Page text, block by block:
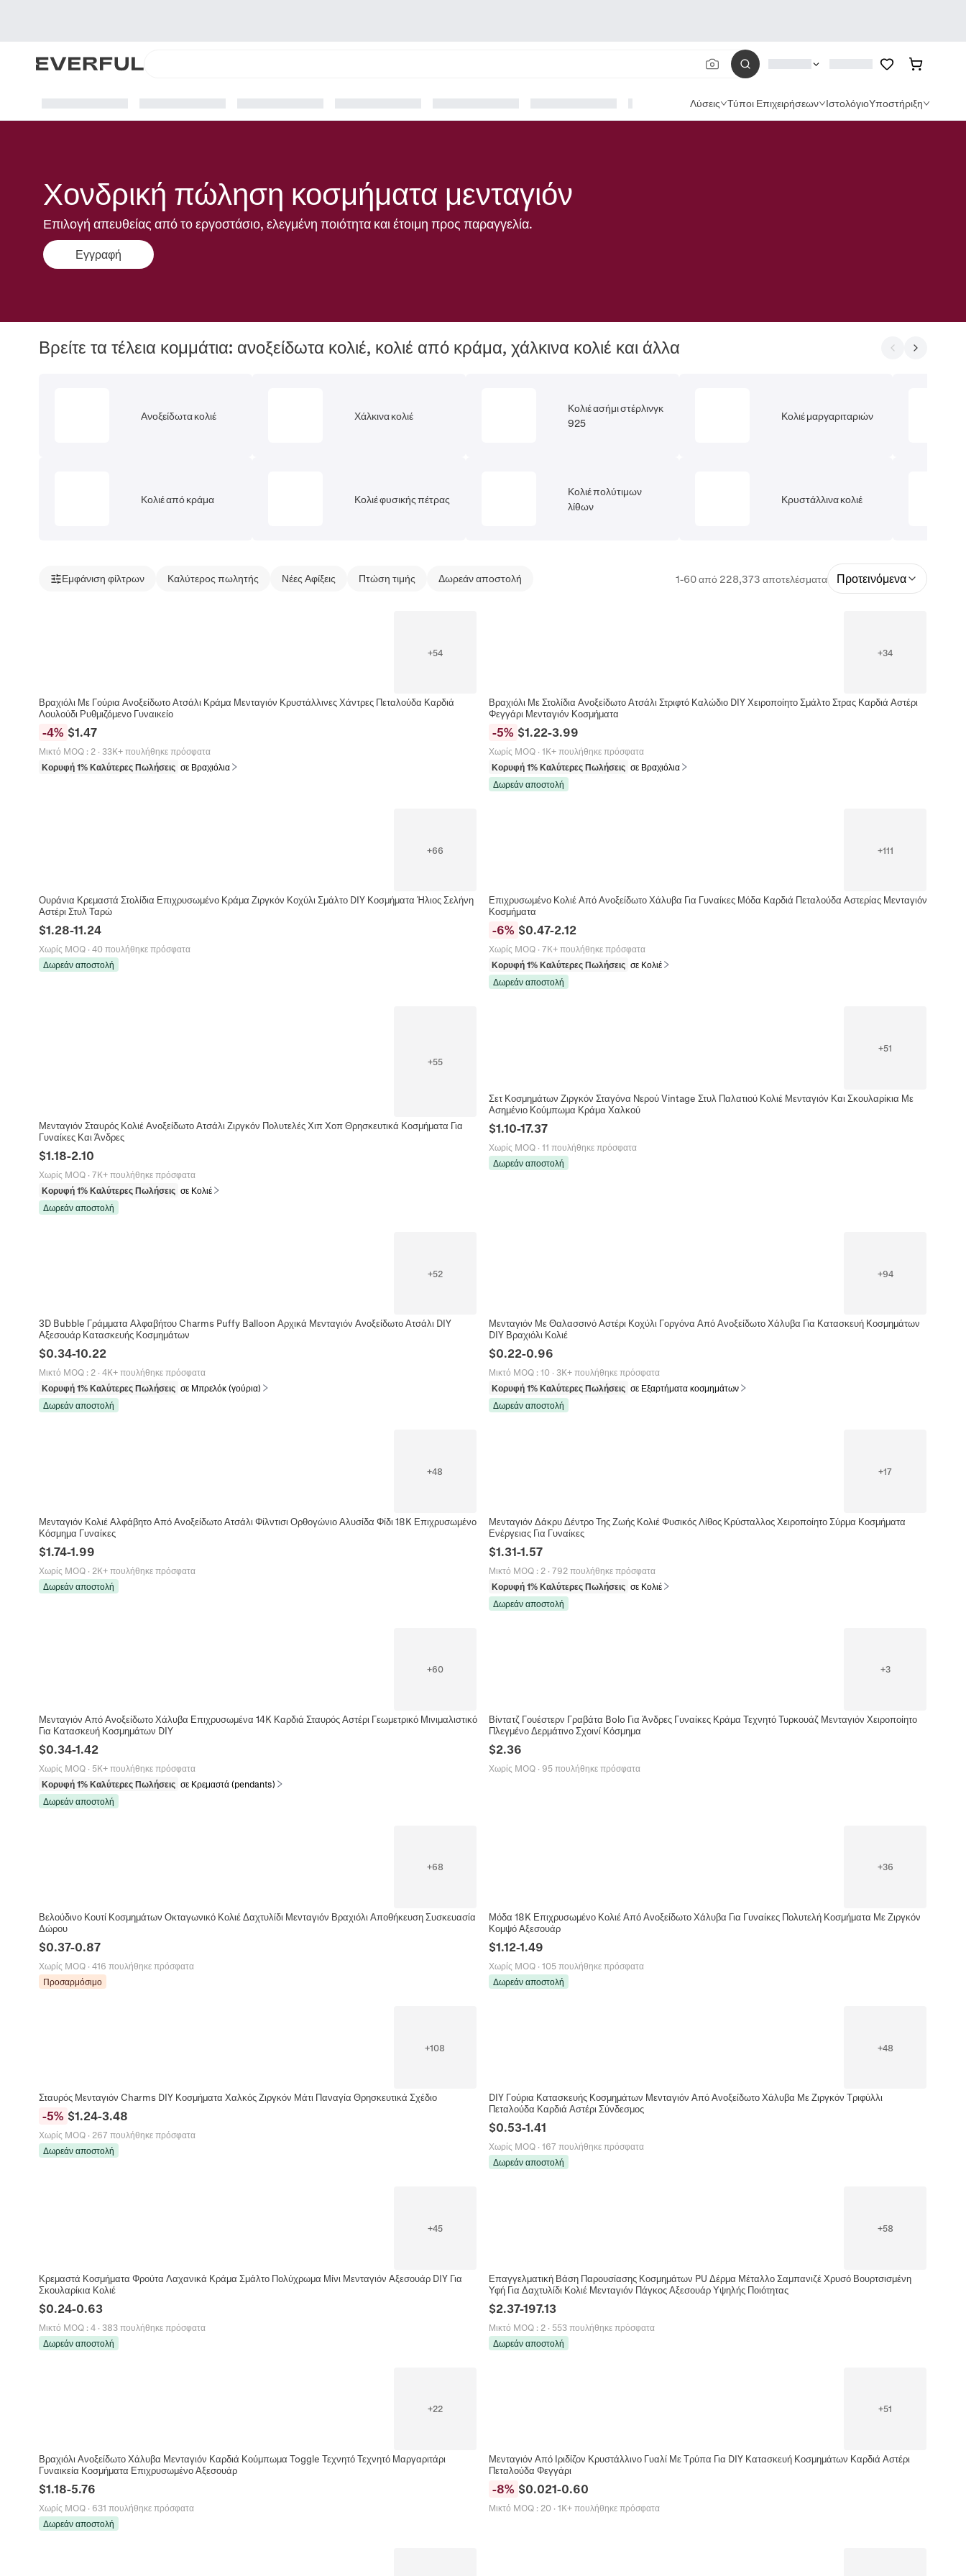
Λύσεις Τύποι Επιχειρήσεων ΙστολόγιοΥποστήριξη
Χονδρική πώληση κοσμήματα μενταγιόν
Επιλογή απευθείας από το εργοστάσιο, ελεγμένη ποιότητα και έτοιμη προς παραγγελία.
Εγγραφή
Βρείτε τα τέλεια κομμάτια: ανοξείδωτα κολιέ, κολιέ από κράμα, χάλκινα κολιέ και άλλα
Ανοξείδωτα κολιέ
Κολιέ από κράμα
Χάλκινα κολιέ
Κολιέ φυσικής πέτρας
Κολιέ ασήμι στέρλινγκ
925
Κολιέ πολύτιμων
λίθων
Κολιέ μαργαριταριών
Κρυστάλλινα κολιέ
Εμφάνιση φίλτρων Καλύτερος πωλητής Νέες Αφίξεις Πτώση τιμής Δωρεάν αποστολή 1-60 από 228,373 αποτελέσματα Προτεινόμενα
+54
Βραχιόλι Με Γούρια Ανοξείδωτο Ατσάλι Κράμα Μενταγιόν Κρυστάλλινες Χάντρες Πεταλούδα Καρδιά
Λουλούδι Ρυθμιζόμενο Γυναικείο
-4% $1.47
Μικτό MOQ: 2· 33K+ πουλήθηκε πρόσφατα
Κορυφή 1% Καλύτερες Πωλήσεις σε Βραχιόλια
+34
Βραχιόλι Με Στολίδια Ανοξείδωτο Ατσάλι Στριφτό Καλώδιο DIY Χειροποίητο Σμάλτο Στρας Καρδιά Αστέρι
Φεγγάρι Μενταγιόν Κοσμήματα
-5% $1.22-3.99
Χωρίς MOQ · 1K+ πουλήθηκε πρόσφατα
Κορυφή 1% Καλύτερες Πωλήσεις σε Βραχιόλια
Δωρεάν αποστολή
+66
Ουράνια Κρεμαστά Στολίδια Επιχρυσωμένο Κράμα Ζιργκόν Κοχύλι Σμάλτο DIY Κοσμήματα Ήλιος Σελήνη
Αστέρι Στυλ Ταρώ
$1.28-11.24
Χωρίς MOQ· 40 πουλήθηκε πρόσφατα
Δωρεάν αποστολή
+111
Επιχρυσωμένο Κολιέ Από Ανοξείδωτο Χάλυβα Για Γυναίκες Μόδα Καρδιά Πεταλούδα Αστερίας Μενταγιόν
Κοσμήματα
-6% $0.47-2.12
Χωρίς MOQ · 7K+ πουλήθηκε πρόσφατα
Κορυφή 1% Καλύτερες Πωλήσεις σε Κολιέ
Δωρεάν αποστολή
+55
Μενταγιόν Σταυρός Κολιέ Ανοξείδωτο Ατσάλι Ζιργκόν Πολυτελές Χιπ Χοπ Θρησκευτικά Κοσμήματα Για
Γυναίκες Και Άνδρες
$1.18-2.10
Χωρίς MOQ· 7K+ πουλήθηκε πρόσφατα
Κορυφή 1% Καλύτερες Πωλήσεις σε Κολιέ
Δωρεάν αποστολή
+51
Σετ Κοσμημάτων Ζιργκόν Σταγόνα Νερού Vintage Στυλ Παλατιού Κολιέ Μενταγιόν Και Σκουλαρίκια Με
Ασημένιο Κούμπωμα Κράμα Χαλκού
$1.10-17.37
Χωρίς MOQ · 11 πουλήθηκε πρόσφατα
Δωρεάν αποστολή
+52
3D Bubble Γράμματα Αλφαβήτου Charms Puffy Balloon Αρχικά Μενταγιόν Ανοξείδωτο Ατσάλι DIY
Αξεσουάρ Κατασκευής Κοσμημάτων
$0.34-10.22
Μικτό MOQ: 2· 4K+ πουλήθηκε πρόσφατα
Κορυφή 1% Καλύτερες Πωλήσεις σε Μπρελόκ (γούρια)
Δωρεάν αποστολή
+94
Μενταγιόν Με Θαλασσινό Αστέρι Κοχύλι Γοργόνα Από Ανοξείδωτο Χάλυβα Για Κατασκευή Κοσμημάτων
DIY Βραχιόλι Κολιέ
$0.22-0.96
Μικτό MOQ : 10 · 3K+ πουλήθηκε πρόσφατα
Κορυφή 1% Καλύτερες Πωλήσεις σε Εξαρτήματα κοσμημάτων
Δωρεάν αποστολή
+48
Μενταγιόν Κολιέ Αλφάβητο Από Ανοξείδωτο Ατσάλι Φίλντισι Ορθογώνιο Αλυσίδα Φίδι 18K Επιχρυσωμένο
Κόσμημα Γυναίκες
$1.74-1.99
Χωρίς MOQ· 2K+ πουλήθηκε πρόσφατα
Δωρεάν αποστολή
+17
Μενταγιόν Δάκρυ Δέντρο Της Ζωής Κολιέ Φυσικός Λίθος Κρύσταλλος Χειροποίητο Σύρμα Κοσμήματα
Ενέργειας Για Γυναίκες
$1.31-1.57
Μικτό MOQ : 2 · 792 πουλήθηκε πρόσφατα
Κορυφή 1% Καλύτερες Πωλήσεις σε Κολιέ
Δωρεάν αποστολή
+60
Μενταγιόν Από Ανοξείδωτο Χάλυβα Επιχρυσωμένα 14K Καρδιά Σταυρός Αστέρι Γεωμετρικό Μινιμαλιστικό
Για Κατασκευή Κοσμημάτων DIY
$0.34-1.42
Χωρίς MOQ· 5K+ πουλήθηκε πρόσφατα
Κορυφή 1% Καλύτερες Πωλήσεις σε Κρεμαστά (pendants)
Δωρεάν αποστολή
+3
Βίντατζ Γουέστερν Γραβάτα Bolo Για Άνδρες Γυναίκες Κράμα Τεχνητό Τυρκουάζ Μενταγιόν Χειροποίητο
Πλεγμένο Δερμάτινο Σχοινί Κόσμημα
$2.36
Χωρίς MOQ · 95 πουλήθηκε πρόσφατα
+68
Βελούδινο Κουτί Κοσμημάτων Οκταγωνικό Κολιέ Δαχτυλίδι Μενταγιόν Βραχιόλι Αποθήκευση Συσκευασία
Δώρου
$0.37-0.87
Χωρίς MOQ· 416 πουλήθηκε πρόσφατα
Προσαρμόσιμο
+36
Μόδα 18K Επιχρυσωμένο Κολιέ Από Ανοξείδωτο Χάλυβα Για Γυναίκες Πολυτελή Κοσμήματα Με Ζιργκόν
Κομψό Αξεσουάρ
$1.12-1.49
Χωρίς MOQ · 105 πουλήθηκε πρόσφατα
Δωρεάν αποστολή
+108
Σταυρός Μενταγιόν Charms DIY Κοσμήματα Χαλκός Ζιργκόν Μάτι Παναγία Θρησκευτικά Σχέδιο
-5% $1.24-3.48
Χωρίς MOQ· 267 πουλήθηκε πρόσφατα
Δωρεάν αποστολή
+48
DIY Γούρια Κατασκευής Κοσμημάτων Μενταγιόν Από Ανοξείδωτο Χάλυβα Με Ζιργκόν Τριφύλλι
Πεταλούδα Καρδιά Αστέρι Σύνδεσμος
$0.53-1.41
Χωρίς MOQ · 167 πουλήθηκε πρόσφατα
Δωρεάν αποστολή
+45
Κρεμαστά Κοσμήματα Φρούτα Λαχανικά Κράμα Σμάλτο Πολύχρωμα Μίνι Μενταγιόν Αξεσουάρ DIY Για
Σκουλαρίκια Κολιέ
$0.24-0.63
Μικτό MOQ: 4· 383 πουλήθηκε πρόσφατα
Δωρεάν αποστολή
+58
Επαγγελματική Βάση Παρουσίασης Κοσμημάτων PU Δέρμα Μέταλλο Σαμπανιζέ Χρυσό Βουρτσισμένη
Υφή Για Δαχτυλίδι Κολιέ Μενταγιόν Πάγκος Αξεσουάρ Υψηλής Ποιότητας
$2.37-197.13
Μικτό MOQ : 2 · 553 πουλήθηκε πρόσφατα
Δωρεάν αποστολή
+22
Βραχιόλι Ανοξείδωτο Χάλυβα Μενταγιόν Καρδιά Κούμπωμα Toggle Τεχνητό Τεχνητό Μαργαριτάρι
Γυναικεία Κοσμήματα Επιχρυσωμένο Αξεσουάρ
$1.18-5.76
Χωρίς MOQ· 631 πουλήθηκε πρόσφατα
Δωρεάν αποστολή
+51
Μενταγιόν Από Ιριδίζον Κρυστάλλινο Γυαλί Με Τρύπα Για DIY Κατασκευή Κοσμημάτων Καρδιά Αστέρι
Πεταλούδα Φεγγάρι
-8% $0.021-0.60
Μικτό MOQ : 20 · 1K+ πουλήθηκε πρόσφατα